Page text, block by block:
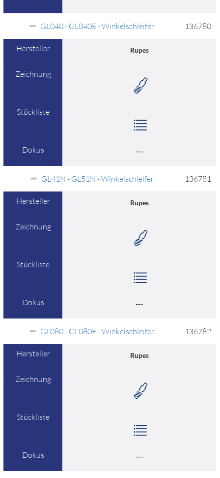
GL040 - GL040E - Winkelschleifer 136780
Hersteller Rupes
Zeichnung
Stückliste
Dokus ---
GL41N - GL51N - Winkelschleifer 136781
Hersteller Rupes
Zeichnung
Stückliste
Dokus ---
GL080 - GL080E - Winkelschleifer 136782
Hersteller Rupes
Zeichnung
Stückliste
Dokus ---